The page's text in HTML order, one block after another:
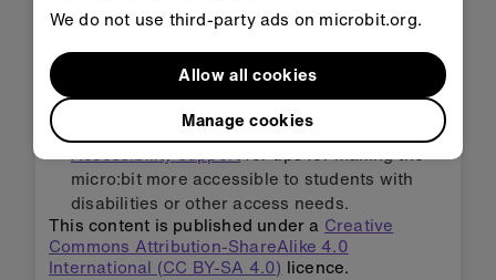
다른 아이콘으로 바꾸거나, 직접 그려보세요.
각각의 기분에 애니메이션을 추가해보세요.
Adapting for accessibility:explore our
Accessibility supportfor tips for making the
micro:bit more accessible to students with
disabilities or other access needs.
This content is published under a Creative
Commons Attribution-ShareAlike 4.0
International (CC BY-SA 4.0) licence.
We do not use third-party ads on microbit.org.
Manage cookies
Allow all cookies